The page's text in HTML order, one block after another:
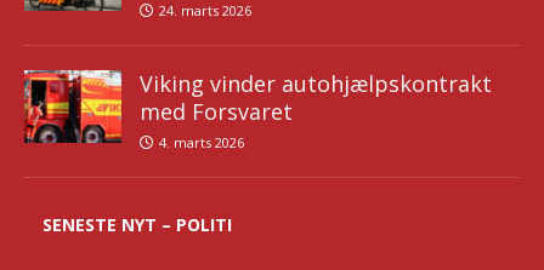
24. marts 2026
Viking vinder autohjælpskontrakt
med Forsvaret
4. marts 2026
SENESTE NYT – POLITI